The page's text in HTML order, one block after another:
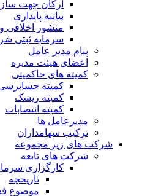
ارکان جهت ساز
بیانیه پایداری
منشور اخلاقی
سرمایه ثبتی
پیام مدیر عامل
اعضای هیئت مدیره
کمیته های حاکمیتی
کمیته
کمیته ریسک
کمیته انتصابات
مدیرعامل ها
ترکیب سهامداران
شرکت های زیر مجموعه
شرکت های تابعه
کارگزاری
تاریخچه
موضوع